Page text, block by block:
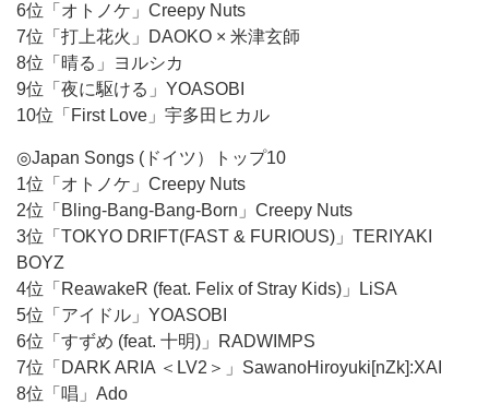
6位「オトノケ」Creepy Nuts
7位「打上花火」DAOKO × 米津玄師
8位「晴る」ヨルシカ
9位「夜に駆ける」YOASOBI
10位「First Love」宇多田ヒカル
◎Japan Songs (ドイツ）トップ10
1位「オトノケ」Creepy Nuts
2位「Bling-Bang-Bang-Born」Creepy Nuts
3位「TOKYO DRIFT(FAST & FURIOUS)」TERIYAKI
BOYZ
4位「ReawakeR (feat. Felix of Stray Kids)」LiSA
5位「アイドル」YOASOBI
6位「すずめ (feat. 十明)」RADWIMPS
7位「DARK ARIA ＜LV2＞」SawanoHiroyuki[nZk]:XAI
8位「唱」Ado